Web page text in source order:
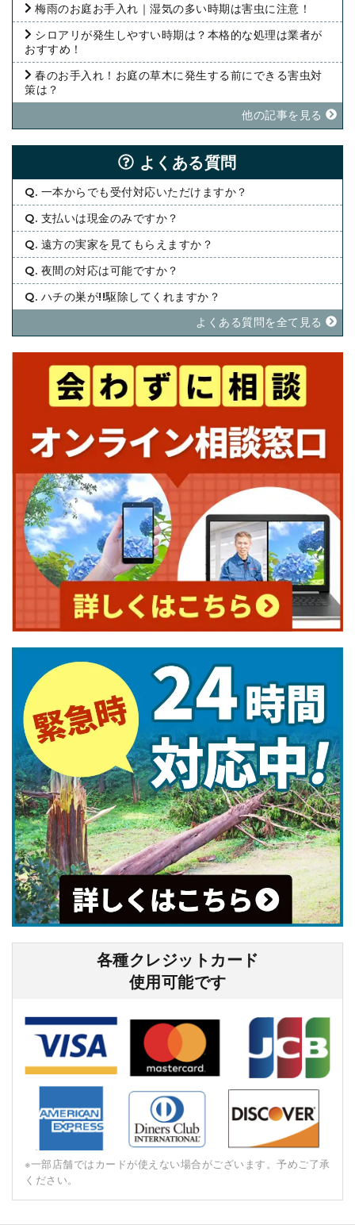
梅雨のお庭お手入れ｜湿気の多い時期は害虫に注意！
シロアリが発生しやすい時期は？本格的な処理は業者が
おすすめ！
春のお手入れ！お庭の草木に発生する前にできる害虫対
策は？
他の記事を⾒る
よくある質問
Q. 一本からでも受付対応いただけますか？
Q. 支払いは現金のみですか？
Q. 遠方の実家を見てもらえますか？
Q. 夜間の対応は可能ですか？
Q. ハチの巣が!!駆除してくれますか？
よくある質問を全て⾒る
各種クレジットカード
使⽤可能です
※⼀部店舗ではカードが使えない場合がございます。予めご了承
ください。